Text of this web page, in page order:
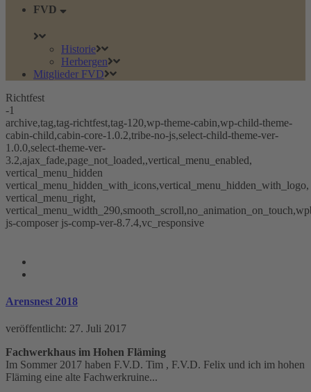
FVD
Historie
Herbergen
Mitglieder FVD
Richtfest
-1
archive,tag,tag-richtfest,tag-120,wp-theme-cabin,wp-child-theme-
cabin-child,cabin-core-1.0.2,tribe-no-js,select-child-theme-ver-
1.0.0,select-theme-ver-
3.2,ajax_fade,page_not_loaded,,vertical_menu_enabled,
vertical_menu_hidden
vertical_menu_hidden_with_icons,vertical_menu_hidden_with_logo,
vertical_menu_right,
js-composer js-comp-ver-8.7.4,vc_responsive
Richtfest Tag
Arensnest 2018
veröffentlicht: 27. Juli 2017
Fachwerkhaus im Hohen Fläming
Im Sommer 2017 haben F.V.D. Tim , F.V.D. Felix und ich im hohen
Fläming eine alte Fachwerkruine...